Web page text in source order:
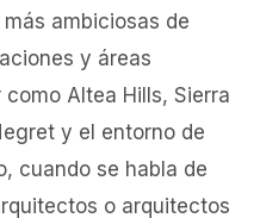
ambiciosas de
y áreas
Altea Hills, Sierra
y el entorno de
cuando se habla de
o arquitectos